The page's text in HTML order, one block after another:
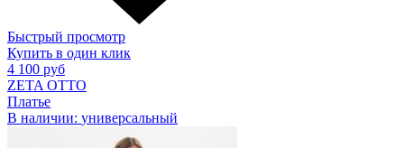
Быстрый просмотр
Купить в один клик
4 100 руб
ZETA OTTO
Платье
В наличии: универсальный